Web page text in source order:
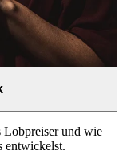
und wie
entwickelst.